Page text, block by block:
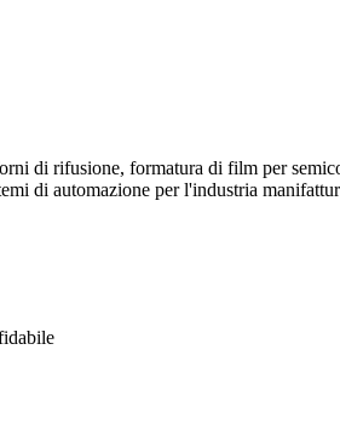
di rifusione, formatura di film per
di automazione per l'industria